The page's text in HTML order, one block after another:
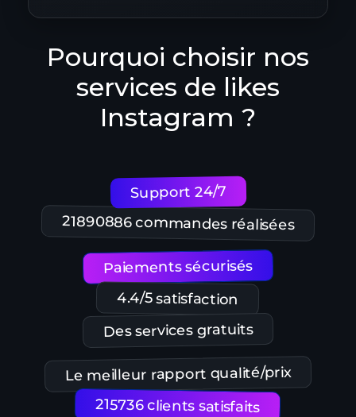
Pourquoi choisir nos
services de likes
Instagram ?
21890886 commandes réalisées
Support 24/7
Paiements sécurisés
4.4/5 satisfaction
Des services gratuits
Le meilleur rapport qualité/prix
215736 clients satisfaits